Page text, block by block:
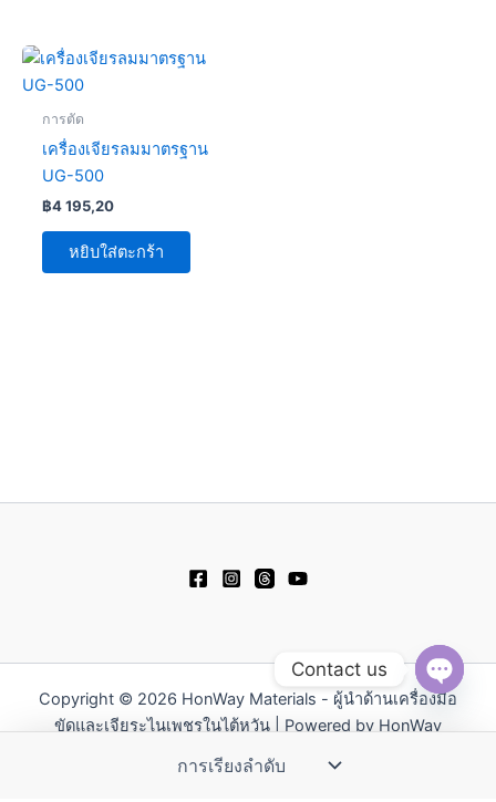
การตัด
เครื่องเจียรลมมาตรฐาน
UG-500
฿4 195,20
หยิบใส่ตะกร้า
Copyright © 2026 HonWay Materials - ผู้นำด้านเครื่องมือ
ขัดและเจียระไนเพชรในไต้หวัน | Powered by HonWay
Materials
Contact us
Open